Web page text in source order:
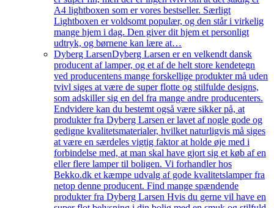
A4 lightboxen som er vores bestseller. Særligt
Lightboxen er voldsomt populær, og den står i virkelig
mange hjem i dag. Den giver dit hjem et personligt
udtryk, og børnene kan lære at…
Dyberg LarsenDyberg Larsen er en velkendt dansk
producent af lamper, og et af de helt store kendetegn
ved producentens mange forskellige produkter må uden
tvivl siges at være de super flotte og stilfulde designs,
som adskiller sig en del fra mange andre producenters.
Endvidere kan du bestemt også være sikker på, at
produkter fra Dyberg Larsen er lavet af nogle gode og
gedigne kvalitetsmaterialer, hvilket naturligvis må siges
at være en særdeles vigtig faktor at holde øje med i
forbindelse med, at man skal have gjort sig et køb af en
eller flere lamper til boligen. Vi forhandler hos
Bekko.dk et kæmpe udvalg af gode kvalitetslamper fra
netop denne producent. Find mange spændende
produkter fra Dyberg Larsen Hvis du gerne vil have en